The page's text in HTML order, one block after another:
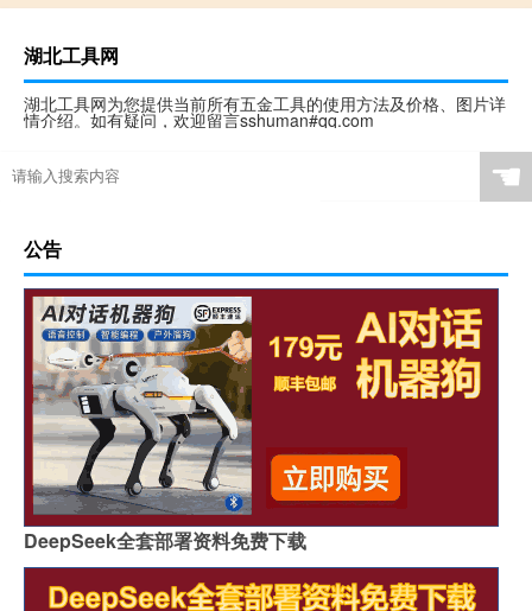
湖北工具网
湖北工具网为您提供当前所有五金工具的使用方法及价格、图片详
情介绍。如有疑问，欢迎留言sshuman#qq.com
☚
公告
DeepSeek全套部署资料免费下载